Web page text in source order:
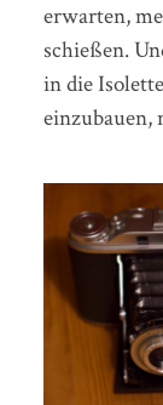
erwarten,
schießen.
in die